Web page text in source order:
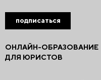
ОНЛАЙН-ОБРАЗОВАНИЕ
ДЛЯ ЮРИСТОВ
подписаться